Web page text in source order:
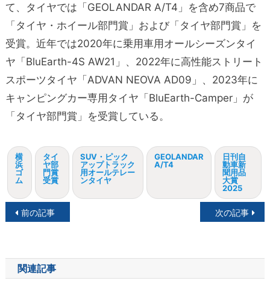
て、タイヤでは「GEOLANDAR A/T4」を含め7商品で
「タイヤ・ホイール部門賞」および「タイヤ部門賞」を
受賞。近年では2020年に乗用車用オールシーズンタイ
ヤ「BluEarth-4S AW21」、2022年に高性能ストリート
スポーツタイヤ「ADVAN NEOVA AD09」、2023年に
キャンピングカー専用タイヤ「BluEarth-Camper」が
「タイヤ部門賞」を受賞している。
横
浜
ゴ
ム
タイ
ヤ部
門賞
受賞
SUV・ピック
アップトラック
用オールテレー
ンタイヤ
GEOLANDAR
A/T4
日刊自
動車新
聞用品
大賞
2025
投
ナ
ビ
前の記事 次の記事
関連記事